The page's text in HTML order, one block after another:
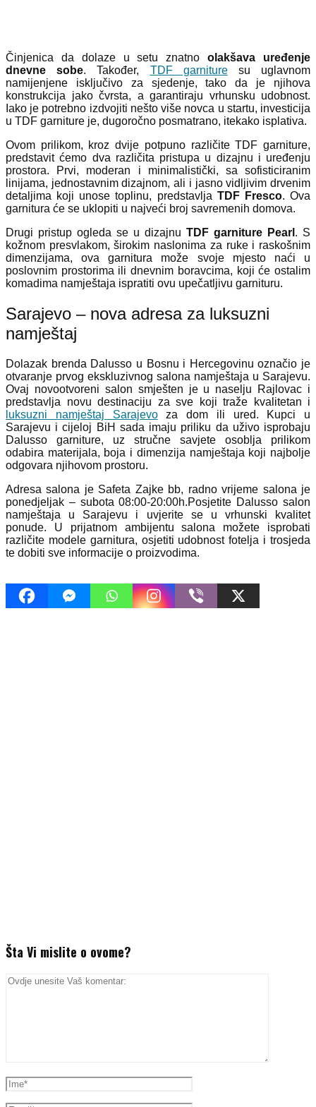
Činjenica da dolaze u setu znatnoolakšava uređenje
dnevne sobe. Također, TDF garnituresu uglavnom
namijenjene isključivo za sjedenje, tako da je njihova
konstrukcija jako čvrsta, a garantiraju vrhunsku udobnost.
Iako je potrebno izdvojiti nešto više novca u startu, investicija
u TDF garniture je, dugoročno posmatrano, itekako isplativa.
Ovom prilikom, kroz dvije potpuno različite TDF garniture,
predstavit ćemo dva različita pristupa u dizajnu i uređenju
prostora. Prvi, moderan i minimalistički, sa sofisticiranim
linijama, jednostavnim dizajnom, ali i jasno vidljivim drvenim
detaljima koji unose toplinu, predstavlja TDF Fresco. Ova
garnitura će se uklopiti u najveći broj savremenih domova.
Drugi pristup ogleda se u dizajnu TDF garniture Pearl . S
kožnom presvlakom, širokim naslonima za ruke i raskošnim
dimenzijama, ova garnitura može svoje mjesto naći u
poslovnim prostorima ili dnevnim boravcima, koji će ostalim
komadima namještaja ispratiti ovu upečatljivu garnituru.
Sarajevo – nova adresa za luksuzni
namještaj
Dolazak brenda Dalusso u Bosnu i Hercegovinu označio je
otvaranje prvog ekskluzivnog salona namještaja u Sarajevu.
Ovaj novootvoreni salon smješten je u naselju Rajlovac i
predstavlja novu destinaciju za sve koji traže kvalitetan i
luksuzni namještaj Sarajevoza dom ili ured. Kupci u
Sarajevu i cijeloj BiH sada imaju priliku da uživo isprobaju
Dalusso garniture, uz stručne savjete osoblja prilikom
odabira materijala, boja i dimenzija namještaja koji najbolje
odgovara njihovom prostoru.
Adresa salona je Safeta Zajke bb, radno vrijeme salona je
ponedjeljak – subota 08:00-20:00h.Posjetite Dalusso salon
namještaja u Sarajevu i uvjerite se u vrhunski kvalitet
ponude. U prijatnom ambijentu salona možete isprobati
različite modele garnitura, osjetiti udobnost fotelja i trosjeda
te dobiti sve informacije o proizvodima.
Šta Vi mislite o ovome?